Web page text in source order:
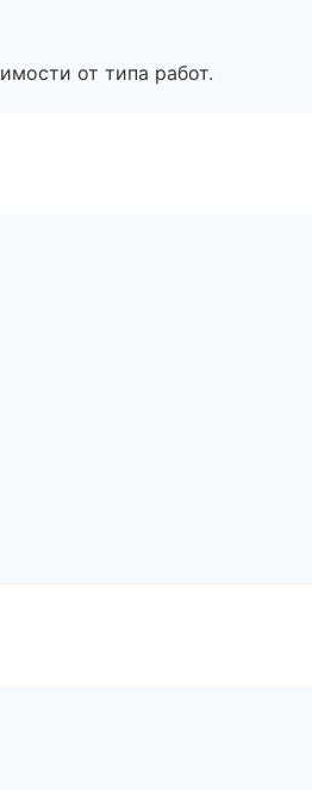
от типа работ.